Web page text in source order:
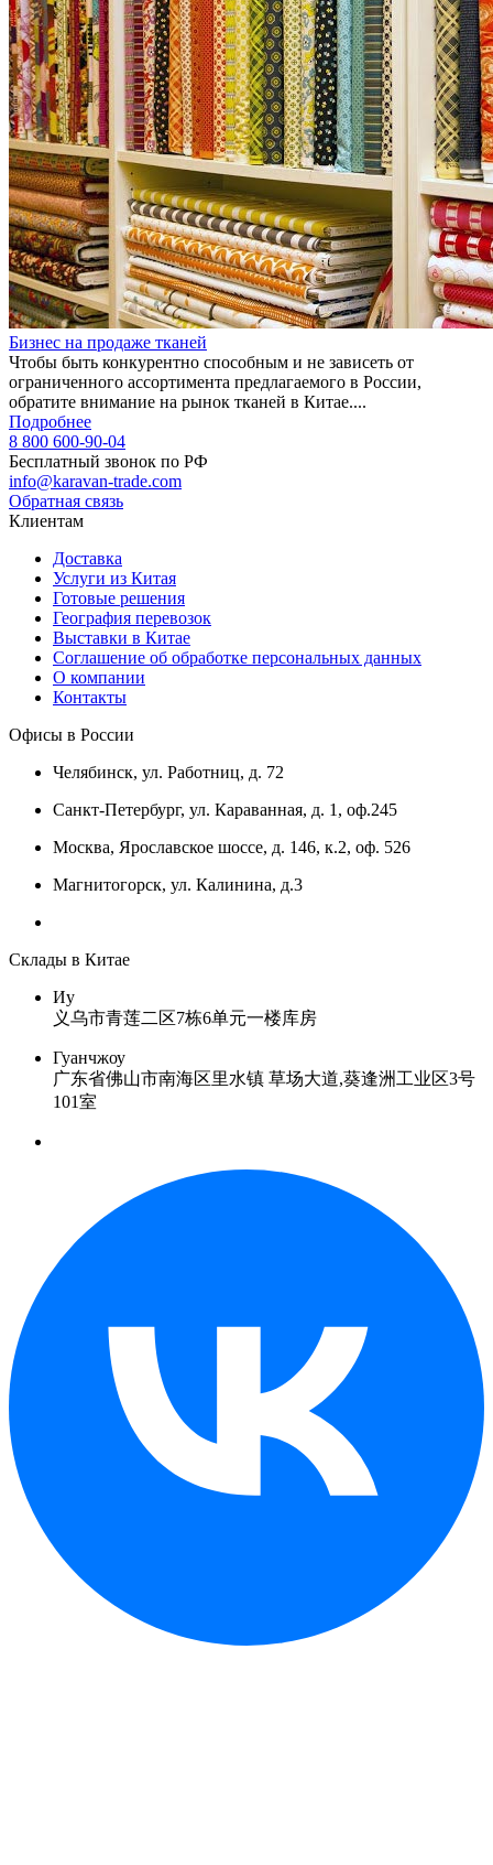
Бизнес на продаже тканей
Чтобы быть конкурентно способным и не зависеть от
ограниченного ассортимента предлагаемого в России,
обратите внимание на рынок тканей в Китае....
Подробнее
8 800 600-90-04
Бесплатный звонок по РФ
info@karavan-trade.com
Обратная связь
Клиентам
Доставка
Услуги из Китая
Готовые решения
География перевозок
Выставки в Китае
Соглашение об обработке персональных данных
О компании
Контакты
Офисы в России
Челябинск, ул. Работниц, д. 72
Санкт-Петербург, ул. Караванная, д. 1, оф.245
Москва, Ярославское шоссе, д. 146, к.2, оф. 526
Магнитогорск, ул. Калинина, д.3
Склады в Китае
Иу
义乌市青莲二区7栋6单元一楼库房
Гуанчжоу
广东省佛山市南海区里水镇 草场大道,葵逢洲工业区3号
101室